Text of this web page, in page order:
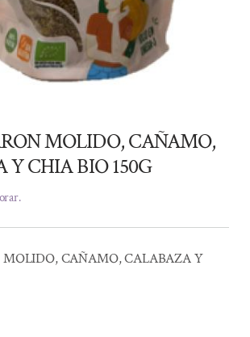
MOLIDO, CAÑAMO,
Y CHIA BIO 150G
CAÑAMO, CALABAZA Y